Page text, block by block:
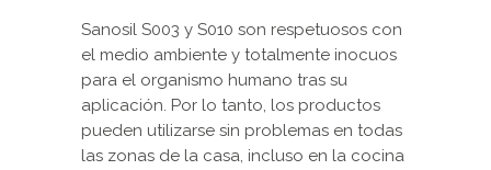
Sanosil S003 y S010 son respetuosos con
el medio ambiente y totalmente inocuos
para el organismo humano tras su
aplicación. Por lo tanto, los productos
pueden utilizarse sin problemas en todas
las zonas de la casa, incluso en la cocina